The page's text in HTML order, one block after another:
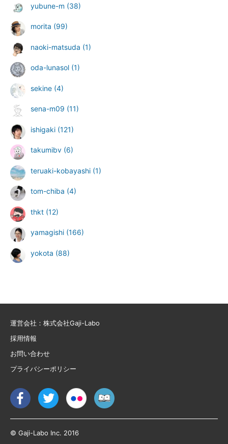
yubune-m (38)
morita (99)
naoki-matsuda (1)
oda-lunasol (1)
sekine (4)
sena-m09 (11)
ishigaki (121)
takumibv (6)
teruaki-kobayashi (1)
tom-chiba (4)
thkt (12)
yamagishi (166)
yokota (88)
運営会社：株式会社Gaji-Labo
採用情報
お問い合わせ
プライバシーポリシー
© Gaji-Labo Inc. 2016